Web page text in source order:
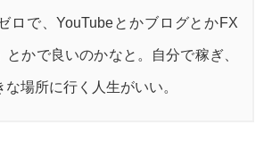
ロで、YouTubeとかブログとかFX
とかで良いのかなと。自分で稼ぎ、
場所に行く人生がいい。